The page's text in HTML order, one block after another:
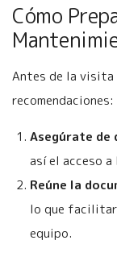
Cómo
Antes de la visita
recomendaciones:
Asegúrate de
así el acceso
Reúne la
lo que
equipo.